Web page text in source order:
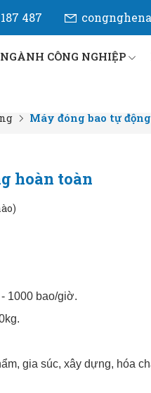
487
CÔNG NGHIỆP
Máy đóng bao tự
hoàn toàn
1000 bao/giờ.
gia súc, xây dựng, hóa